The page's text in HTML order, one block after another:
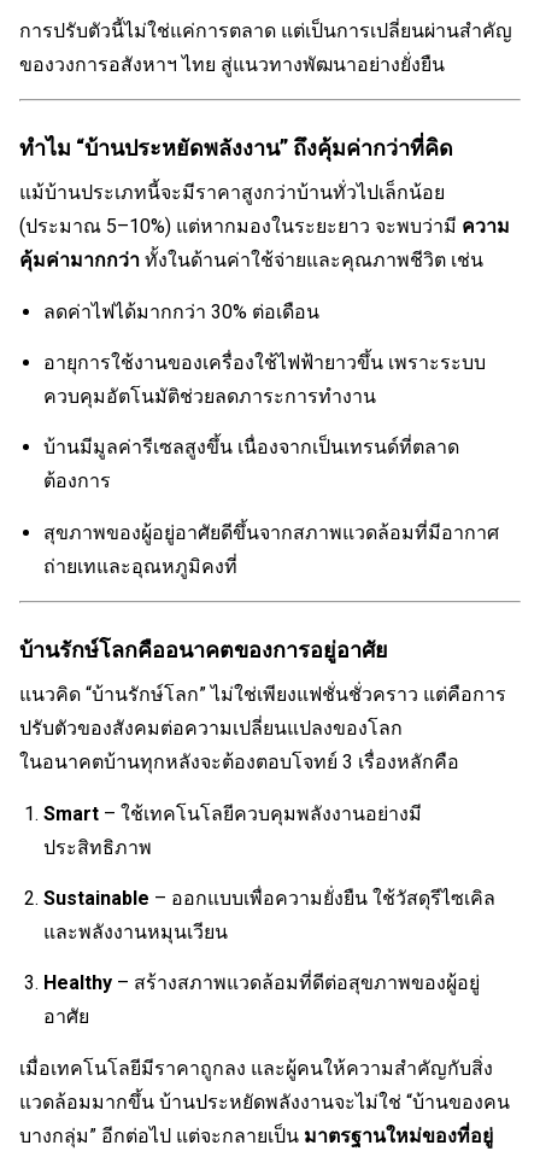
การปรับตัวนี้ไม่ใช่แค่การตลาด แต่เป็นการเปลี่ยนผ่านสำคัญ
ของวงการอสังหาฯ ไทย สู่แนวทางพัฒนาอย่างยั่งยืน
ทำไม “บ้านประหยัดพลังงาน” ถึงคุ้มค่ากว่าที่คิด
แม้บ้านประเภทนี้จะมีราคาสูงกว่าบ้านทั่วไปเล็กน้อย
(ประมาณ 5–10%) แต่หากมองในระยะยาว จะพบว่ามี ความ
คุ้มค่ามากกว่า ทั้งในด้านค่าใช้จ่ายและคุณภาพชีวิต เช่น
ลดค่าไฟได้มากกว่า 30% ต่อเดือน
อายุการใช้งานของเครื่องใช้ไฟฟ้ายาวขึ้น เพราะระบบ
ควบคุมอัตโนมัติช่วยลดภาระการทำงาน
บ้านมีมูลค่ารีเซลสูงขึ้น เนื่องจากเป็นเทรนด์ที่ตลาด
ต้องการ
สุขภาพของผู้อยู่อาศัยดีขึ้นจากสภาพแวดล้อมที่มีอากาศ
ถ่ายเทและอุณหภูมิคงที่
บ้านรักษ์โลกคืออนาคตของการอยู่อาศัย
แนวคิด “บ้านรักษ์โลก” ไม่ใช่เพียงแฟชั่นชั่วคราว แต่คือการ
ปรับตัวของสังคมต่อความเปลี่ยนแปลงของโลก
ในอนาคตบ้านทุกหลังจะต้องตอบโจทย์ 3 เรื่องหลักคือ
Smart – ใช้เทคโนโลยีควบคุมพลังงานอย่างมี
ประสิทธิภาพ
Sustainable – ออกแบบเพื่อความยั่งยืน ใช้วัสดุรีไซเคิล
และพลังงานหมุนเวียน
Healthy – สร้างสภาพแวดล้อมที่ดีต่อสุขภาพของผู้อยู่
อาศัย
เมื่อเทคโนโลยีมีราคาถูกลง และผู้คนให้ความสำคัญกับสิ่ง
แวดล้อมมากขึ้น บ้านประหยัดพลังงานจะไม่ใช่ “บ้านของคน
บางกลุ่ม” อีกต่อไป แต่จะกลายเป็น มาตรฐานใหม่ของที่อยู่